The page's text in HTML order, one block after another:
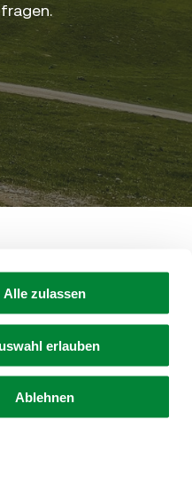
Alle zulassen
erlauben
Ablehnen